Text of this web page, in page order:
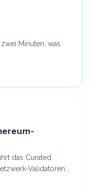
Minuten, was
das Curated
Validatoren